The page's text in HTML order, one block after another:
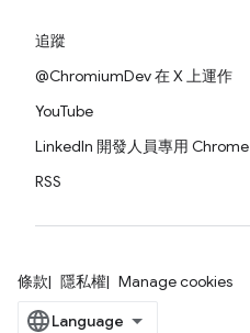
追蹤
@ChromiumDev 在 X 上運作
YouTube
LinkedIn 開發人員專用 Chrome
RSS
條款 隱私權 Manage cookies